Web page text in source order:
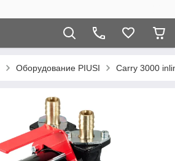
Оборудование PIUSI Carry 3000